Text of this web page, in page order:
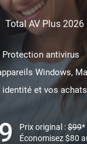
Total AV Plus 2026
Protection antivirus
Windows,
identité et vos
Prix original :$99*
Économisez$80